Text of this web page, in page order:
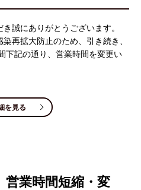
誠にありがとうございます。
再拡大防止のため、引き続き、
下記の通り、営業時間を変更い
を見る
業時間短縮・変